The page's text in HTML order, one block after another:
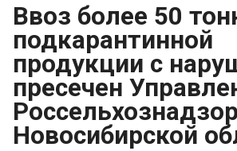
Ввоз более 50
подкарантинной
продукции с
пресечен
Новосибирской